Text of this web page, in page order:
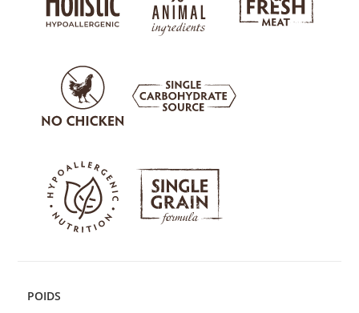
POIDS